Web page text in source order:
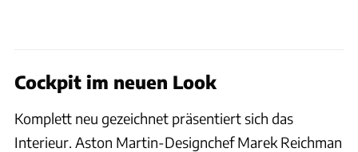
Cockpit im neuen Look
Komplett neu gezeichnet präsentiert sich das
Interieur. Aston Martin-Designchef Marek Reichman